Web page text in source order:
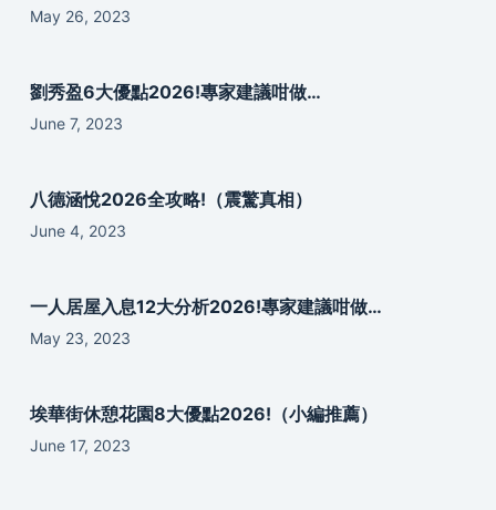
May 26, 2023
劉秀盈6大優點2026!專家建議咁做…
June 7, 2023
八德涵悅2026全攻略!（震驚真相）
June 4, 2023
一人居屋入息12大分析2026!專家建議咁做…
May 23, 2023
埃華街休憩花園8大優點2026!（小編推薦）
June 17, 2023